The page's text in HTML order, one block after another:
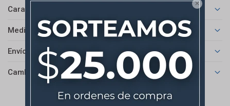

Características
Medios de pago
Envíos
Cambios y Devoluciones